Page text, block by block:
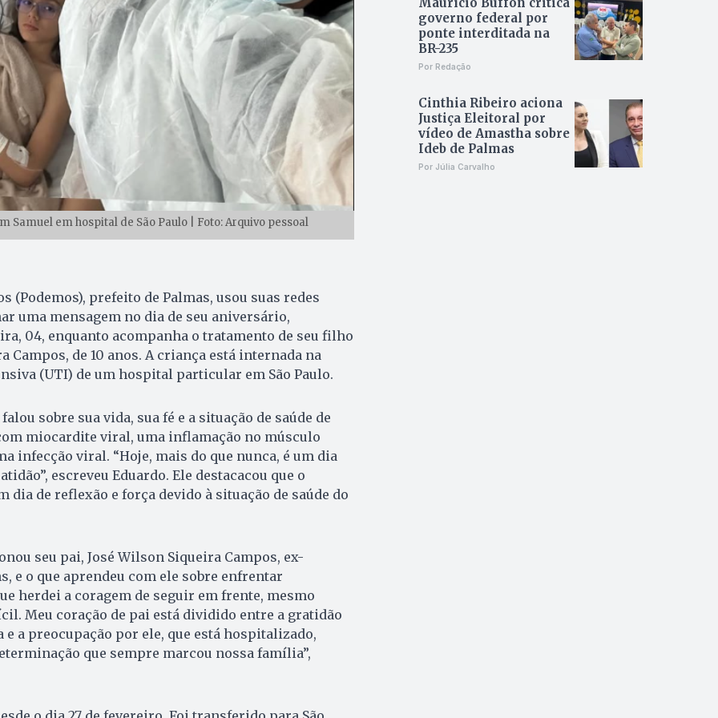
em hospital de São Paulo | Foto: Arquivo pessoal
(Podemos), prefeito de Palmas, usou suas redes
uma mensagem no dia de seu aniversário,
04, enquanto acompanha o tratamento de seu filho
Campos, de 10 anos. A criança está internada na
(UTI) de um hospital particular em São Paulo.
sobre sua vida, sua fé e a situação de saúde de
miocardite viral, uma inflamação no músculo
infecção viral. “Hoje, mais do que nunca, é um dia
escreveu Eduardo. Ele destacacou que o
dia de reflexão e força devido à situação de saúde do
seu pai, José Wilson Siqueira Campos, ex-
e o que aprendeu com ele sobre enfrentar
herdei a coragem de seguir em frente, mesmo
Meu coração de pai está dividido entre a gratidão
a preocupação por ele, que está hospitalizado,
que sempre marcou nossa família”,
governo federal por
ponte interditada na
BR-235
Por Redação
Cinthia Ribeiro aciona
Justiça Eleitoral por
vídeo de Amastha sobre
Ideb de Palmas
Por Júlia Carvalho